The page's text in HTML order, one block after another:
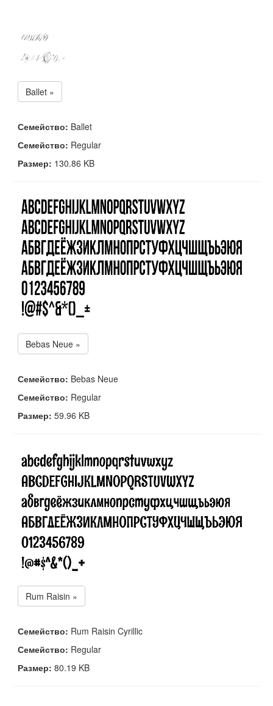
Ballet »
Семейство: Ballet
Семейство: Regular
Размер: 130.86 KB
Bebas Neue »
Семейство: Bebas Neue
Семейство: Regular
Размер: 59.96 KB
Rum Raisin »
Семейство: Rum Raisin Cyrillic
Семейство: Regular
Размер: 80.19 KB